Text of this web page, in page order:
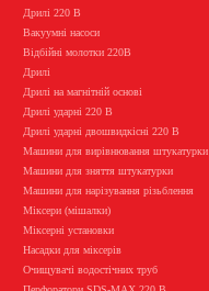
Дрилі 220 В
Вакуумні насоси
Відбійні молотки 220В
Дрилі
Дрилі на магнітній основі
Дрилі ударні 220 В
Дрилі ударні двошвидкісні 220 В
Машини для вирівнювання штукатурки
Машини для зняття штукатурки
Машини для нарізування різьблення
Міксери (мішалки)
Міксерні установки
Насадки для міксерів
Очищувачі водостічних труб